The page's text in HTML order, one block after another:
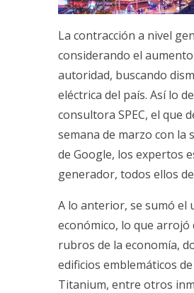
La contracción a nivel
considerando el
autoridad, buscando
eléctrica del país. Así lo
consultora SPEC, el que
semana de marzo con la
de Google, los expertos
generador, todos ellos
A lo anterior, se sumó el
económico, lo que arrojó
rubros de la economía,
edificios emblemáticos
Titanium, entre otros